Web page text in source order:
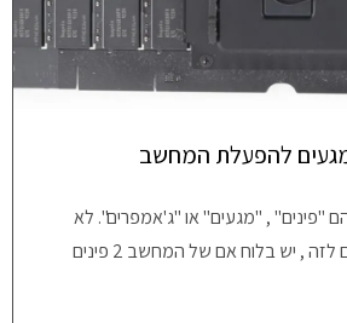
"פינים" , "מגעים" או "ג'אמפרים". לא
משנה איך אתם קוראים לזה , יש בלוח אם של המחשב 2 פינים